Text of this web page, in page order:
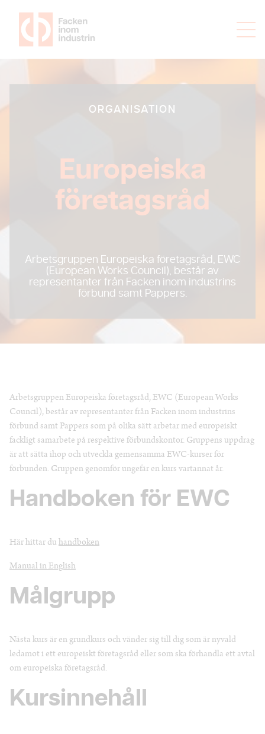
ORGANISATION
Europeiska
företagsråd
Arbetsgruppen Europeiska företagsråd, EWC
(European Works Council), består av
representanter från Facken inom industrins
förbund samt Pappers.
Arbetsgruppen Europeiska företagsråd, EWC (European Works
Council), består av representanter från Facken inom industrins
förbund samt Pappers som på olika sätt arbetar med europeiskt
fackligt samarbete på respektive förbundskontor. Gruppens uppdrag
är att sätta ihop och utveckla gemensamma EWC-kurser för
förbunden. Gruppen genomför ungefär en kurs vartannat år.
Handboken för EWC
Här hittar du handboken
Manual in English
Målgrupp
Nästa kurs är en grundkurs och vänder sig till dig som är nyvald
ledamot i ett europeiskt företagsråd eller som ska förhandla ett avtal
om europeiska företagsråd.
Kursinnehåll